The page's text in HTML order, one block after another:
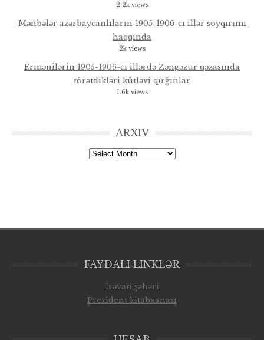
2.2k views
Mənbələr azərbaycanlıların 1905-1906-cı illər soyqırımı
haqqında
2k views
Ermənilərin 1905-1906-cı illərdə Zəngəzur qəzasında
törətdikləri kütləvi qırğınlar
1.6k views
ARXIV
Arxiv
FAYDALI LINKLƏR
İrəvan şəhəri
Prezident kitabxanası